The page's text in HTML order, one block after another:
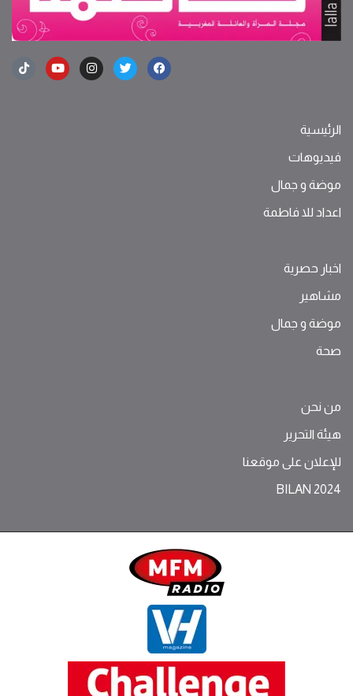
الرئيسية
فيديوهات
موضة ‫و‬ ‫‬‫جمال‬
اعداد للا فاطمة
اخبار حصرية
مشاهير
موضة ‫و‬ ‫‬‫جمال‬
صحة
من نحن
هيئة التحرير
للإعلان على موقعنا
BILAN 2024